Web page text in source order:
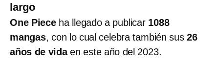
largo
One Piece ha llegado a publicar 1088
mangas, con lo cual celebra también sus26
años de vidaen este año del 2023.